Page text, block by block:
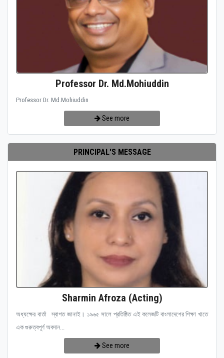
Professor Dr. Md.Mohiuddin
Professor Dr. Md.Mohiuddin
See more
PRINCIPAL'S MESSAGE
Sharmin Afroza (Acting)
অধ্যক্ষের বার্তা স্বাগত জানাই। ১৯৬৫ সালে প্রতিষ্ঠিত এই কলেজটি বাংলাদেশের শিক্ষা খাতে
এক গুরুত্বপূর্ণ অবদান...
See more